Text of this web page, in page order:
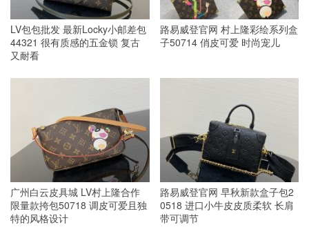
LV包包批发 最新Locky小邮差包
44321 很有质感的五金锁 复古
又耐看
路易威登官网 村上隆彩绘系列盒
子50714 俏皮可爱 时尚宠儿
广州白云皮具城 LV村上隆合作
限量款挎包50718 调皮可爱且独
特的风格设计
路易威登官网 早秋新款盒子包2
0518 进口小牛皮皮质柔软 长肩
带可调节